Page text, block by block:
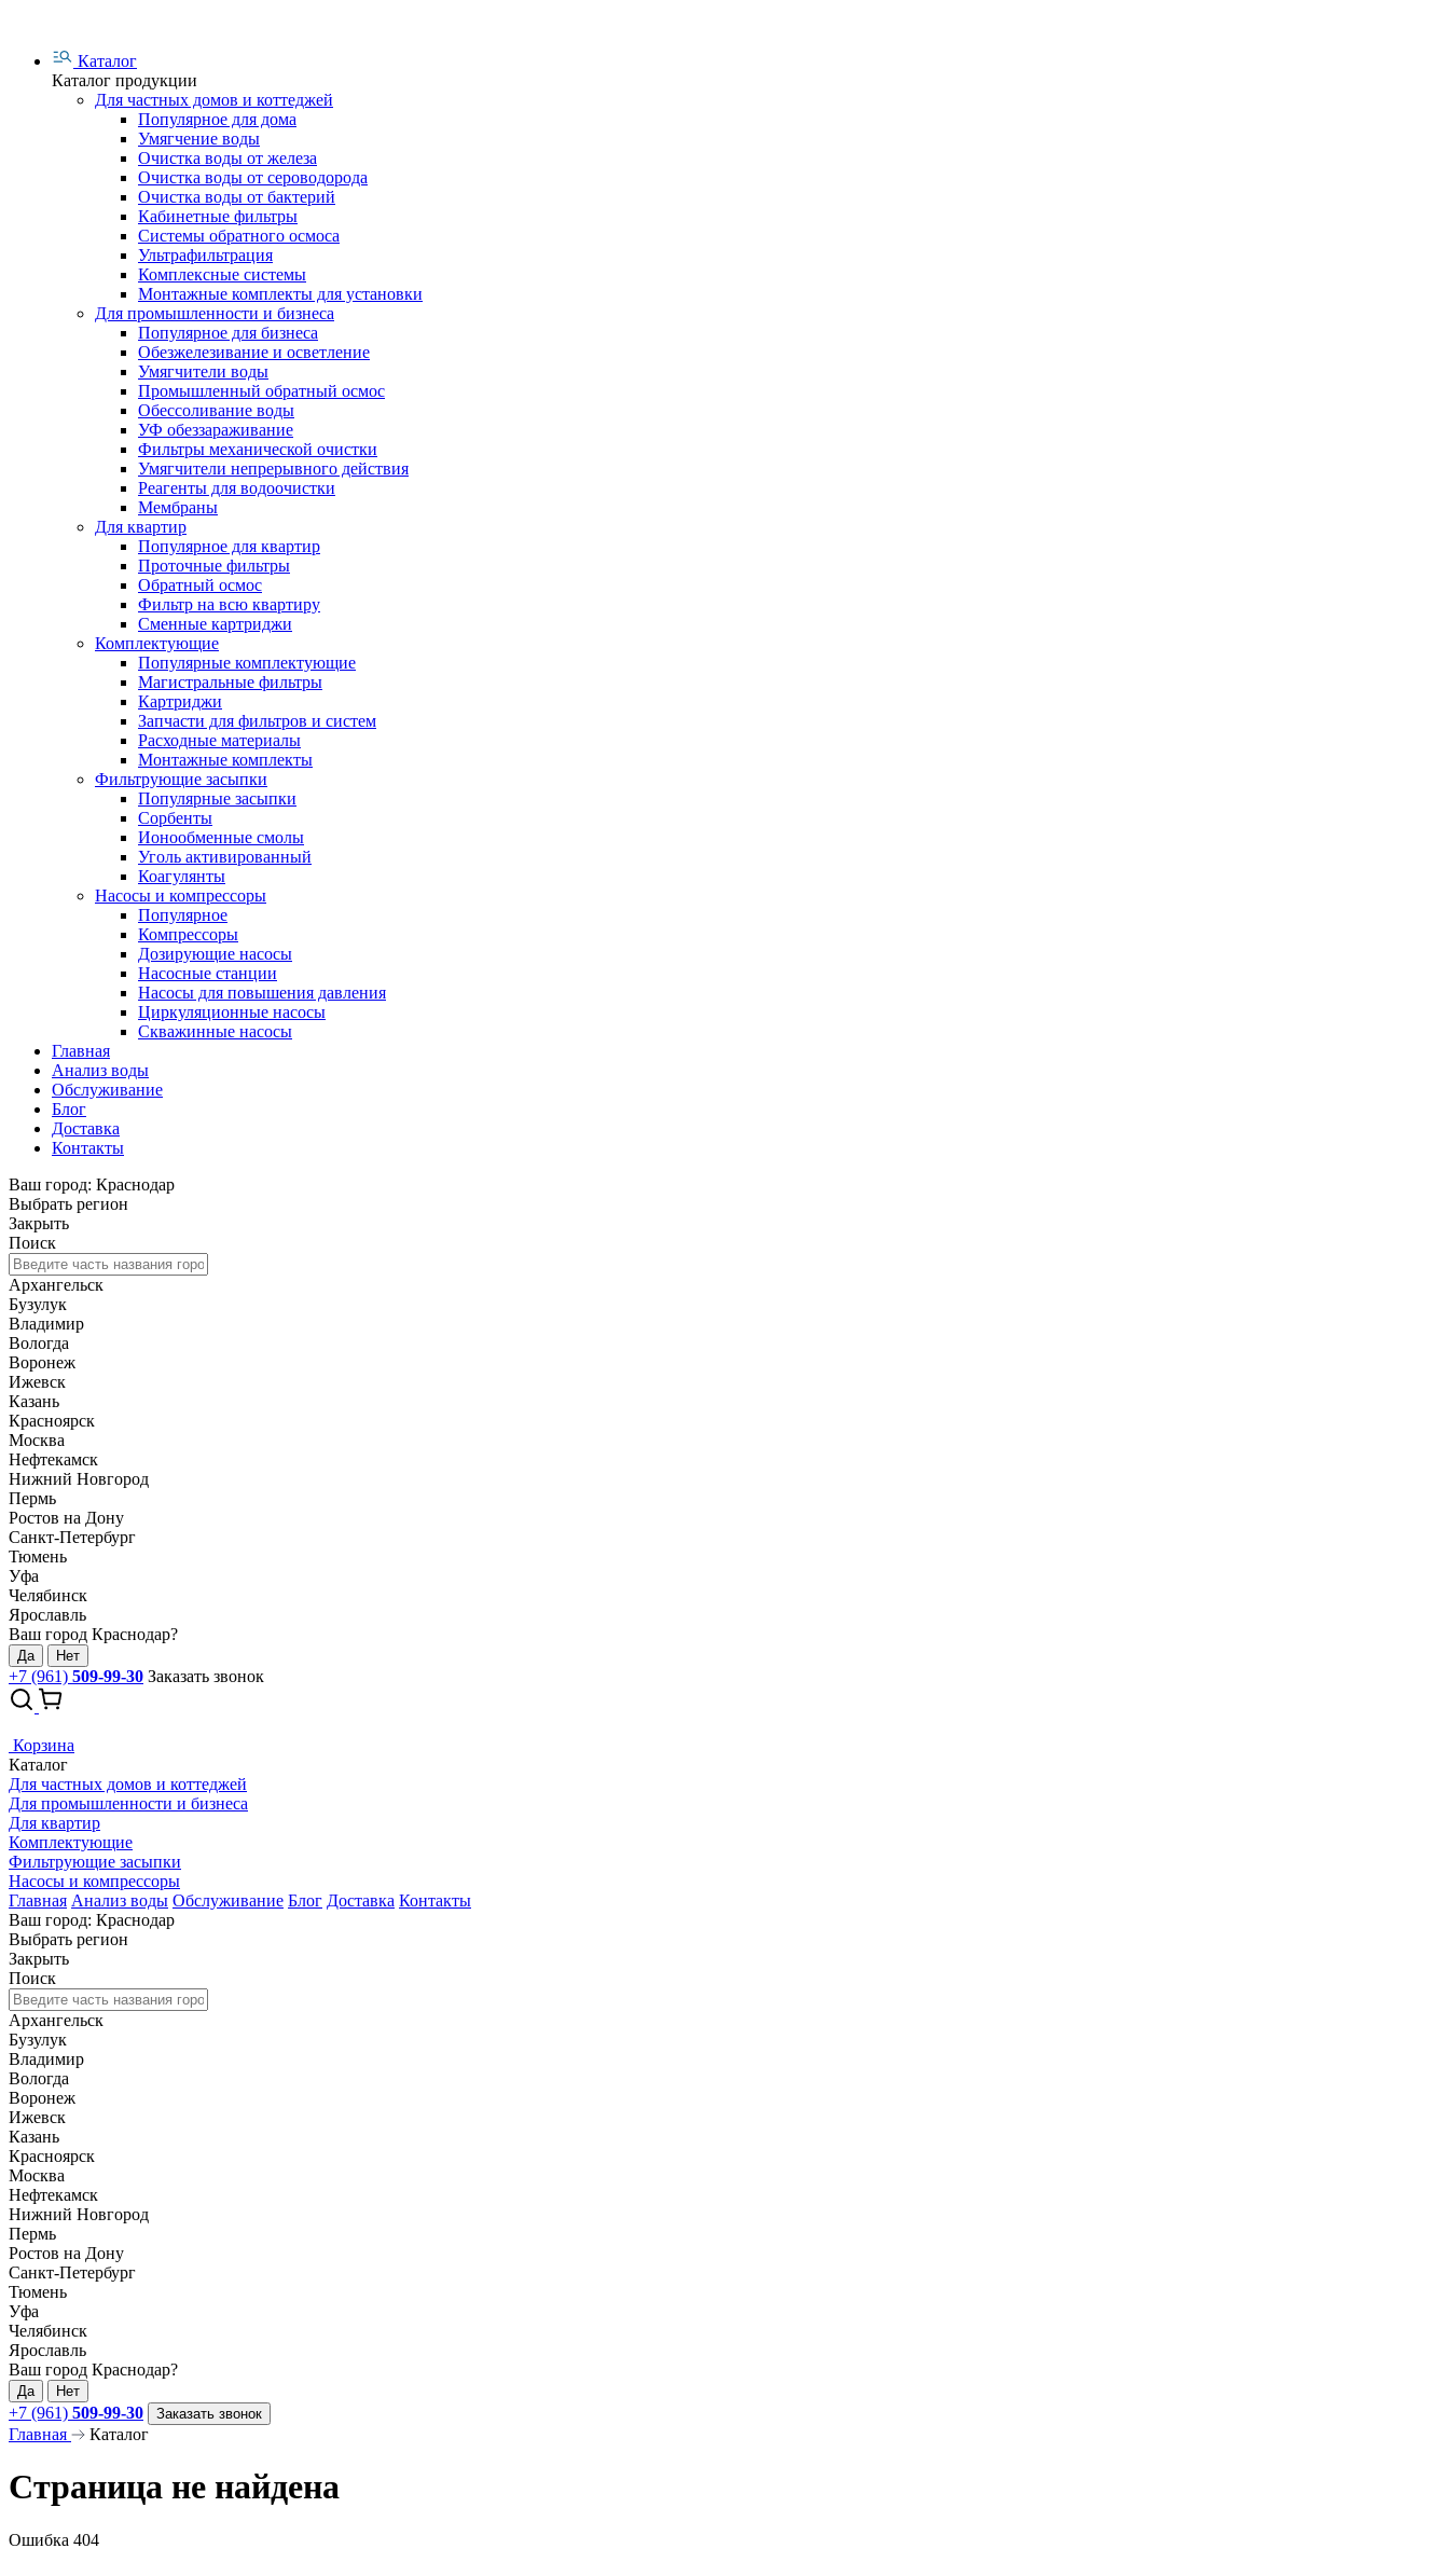
Каталог
Каталог продукции
Для частных домов и коттеджей
Популярное для дома
Умягчение воды
Очистка воды от железа
Очистка воды от сероводорода
Очистка воды от бактерий
Кабинетные фильтры
Системы обратного осмоса
Ультрафильтрация
Комплексные системы
Монтажные комплекты для установки
Для промышленности и бизнеса
Популярное для бизнеса
Обезжелезивание и осветление
Умягчители воды
Промышленный обратный осмос
Обессоливание воды
УФ обеззараживание
Фильтры механической очистки
Умягчители непрерывного действия
Реагенты для водоочистки
Мембраны
Для квартир
Популярное для квартир
Проточные фильтры
Обратный осмос
Фильтр на всю квартиру
Сменные картриджи
Комплектующие
Популярные комплектующие
Магистральные фильтры
Картриджи
Запчасти для фильтров и систем
Расходные материалы
Монтажные комплекты
Фильтрующие засыпки
Популярные засыпки
Сорбенты
Ионообменные смолы
Уголь активированный
Коагулянты
Насосы и компрессоры
Популярное
Компрессоры
Дозирующие насосы
Насосные станции
Насосы для повышения давления
Циркуляционные насосы
Скважинные насосы
Главная
Анализ воды
Обслуживание
Блог
Доставка
Контакты
Ваш город: Краснодар
Выбрать регион
Закрыть
Поиск
Архангельск
Бузулук
Владимир
Вологда
Воронеж
Ижевск
Казань
Красноярск
Москва
Нефтекамск
Нижний Новгород
Пермь
Ростов на Дону
Санкт-Петербург
Тюмень
Уфа
Челябинск
Ярославль
Ваш город Краснодар?
Да Нет
+7 (961) 509-99-30 Заказать звонок
Корзина
Каталог
Для частных домов и коттеджей
Для промышленности и бизнеса
Для квартир
Комплектующие
Фильтрующие засыпки
Насосы и компрессоры
Главная Анализ воды Обслуживание Блог Доставка Контакты
Ваш город: Краснодар
Выбрать регион
Закрыть
Поиск
Архангельск
Бузулук
Владимир
Вологда
Воронеж
Ижевск
Казань
Красноярск
Москва
Нефтекамск
Нижний Новгород
Пермь
Ростов на Дону
Санкт-Петербург
Тюмень
Уфа
Челябинск
Ярославль
Ваш город Краснодар?
Да Нет
+7 (961) 509-99-30 Заказать звонок
Главная Каталог
Страница не найдена
Ошибка 404